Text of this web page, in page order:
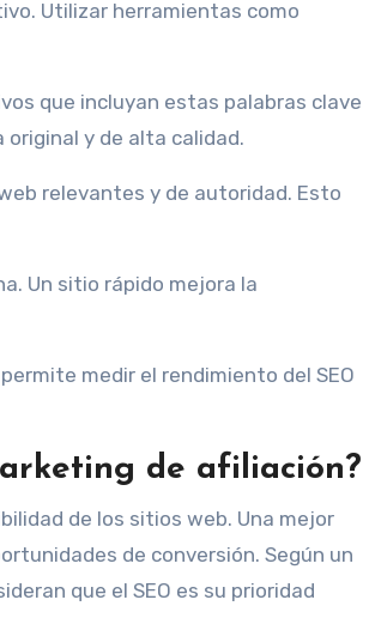
Utilizar herramientas como
que incluyan estas palabras clave
y de alta calidad.
relevantes y de autoridad. Esto
Un sitio rápido mejora la
medir el rendimiento del SEO
de afiliación?
de los sitios web. Una mejor
de conversión. Según un
que el SEO es su prioridad